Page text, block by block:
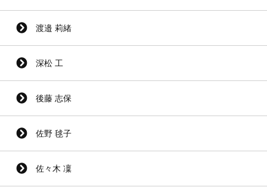
渡邉 莉緒
深松 工
後藤 志保
佐野 毬子
佐々木 凜